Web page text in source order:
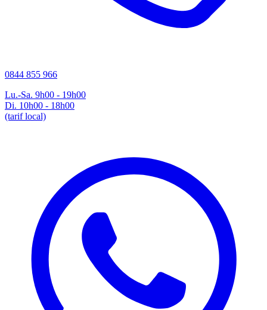
0844 855 966
Lu.-Sa. 9h00 - 19h00
Di. 10h00 - 18h00
(tarif local)